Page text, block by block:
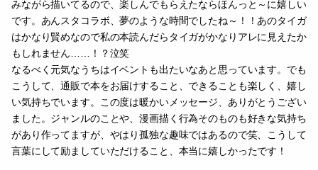
声が大きく(一男の声が控えめに)なるエロばかりかいてる身として
は、やはり攻めには盛大に喘がせてあげてくれと切に願うばかりで
す。(トレンドを眺めてたときの心境)笑
本当に細かいところまで読んでいただき、ありがとうございま
す。一応私の(その時)できる限り、命をかけて丁寧に、愛を詰め込
みながら描いてるので、楽しんでもらえたならほんっと～に嬉しい
です。あんスタコラボ、夢のような時間でしたね～！！あのタイガ
はかなり賢めなので私の本読んだらタイガがかなりアレに見えたか
もしれません……！？泣笑
なるべく元気なうちはイベントも出たいなあと思っています。でも